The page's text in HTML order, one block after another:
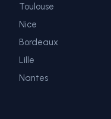
Toulouse
Nice
Bordeaux
Lille
Nantes